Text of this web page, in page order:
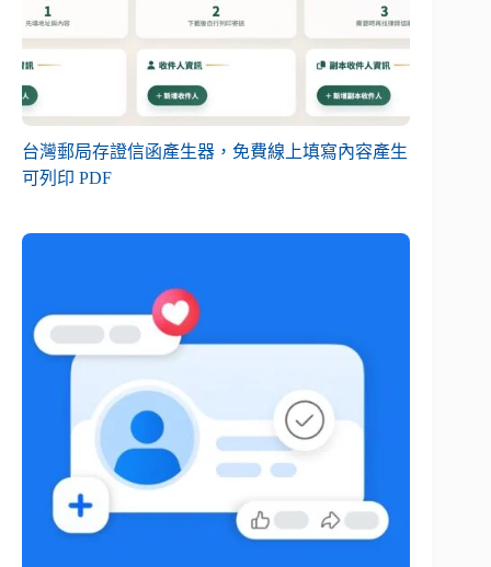
台灣郵局存證信函產生器，免費線上填寫內容產生
可列印 PDF